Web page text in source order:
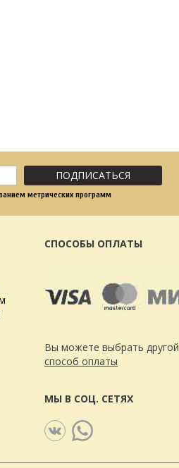
ПОДПИСАТЬСЯ
метрических программ
СПОСОБЫ ОПЛАТЫ
Вы можете выбрать другой
способ оплаты
МЫ В СОЦ. СЕТЯХ